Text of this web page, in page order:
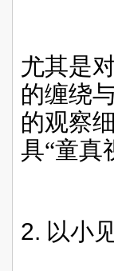
尤其是
的缠绕
的观察
具“童真
2. 以小